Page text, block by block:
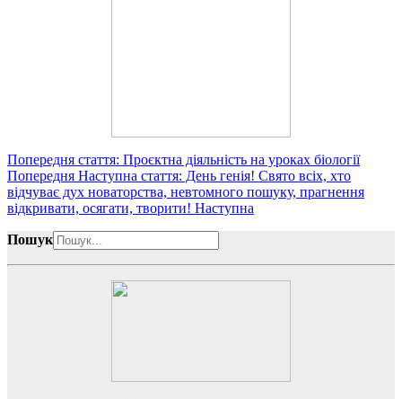
Попередня стаття: Проєктна діяльність на уроках біології
Попередня Наступна стаття: День генія! Свято всіх, хто
відчуває дух новаторства, невтомного пошуку, прагнення
відкривати, осягати, творити! Наступна
Пошук